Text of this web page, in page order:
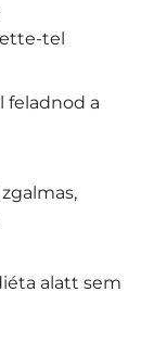
tel
feladnod a
alatt sem